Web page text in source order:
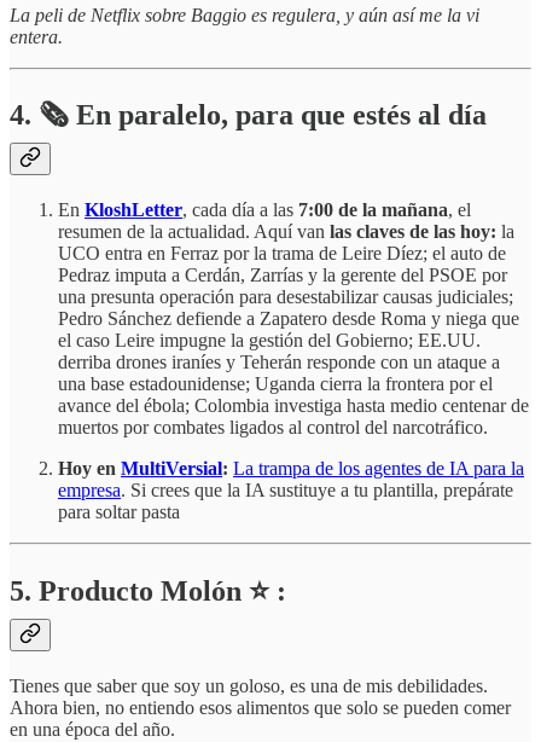
La peli de Netflix sobre Baggio es regulera, y aún así me la vi
entera.
4. 🗞️ En paralelo, para que estés al día
En KloshLetter, cada día a las 7:00 de la mañana, el
resumen de la actualidad. Aquí van las claves de las hoy: la
UCO entra en Ferraz por la trama de Leire Díez; el auto de
Pedraz imputa a Cerdán, Zarrías y la gerente del PSOE por
una presunta operación para desestabilizar causas judiciales;
Pedro Sánchez defiende a Zapatero desde Roma y niega que
el caso Leire impugne la gestión del Gobierno; EE.UU.
derriba drones iraníes y Teherán responde con un ataque a
una base estadounidense; Uganda cierra la frontera por el
avance del ébola; Colombia investiga hasta medio centenar de
muertos por combates ligados al control del narcotráfico.
Hoy en MultiVersial: La trampa de los agentes de IA para la
empresa. Si crees que la IA sustituye a tu plantilla, prepárate
para soltar pasta
5. Producto Molón ⭐ :
Tienes que saber que soy un goloso, es una de mis debilidades.
Ahora bien, no entiendo esos alimentos que solo se pueden comer
en una época del año.